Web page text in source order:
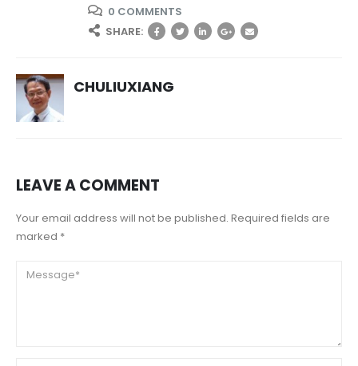
0 COMMENTS
SHARE:
CHULIUXIANG
LEAVE A COMMENT
Your email address will not be published. Required fields are
marked *